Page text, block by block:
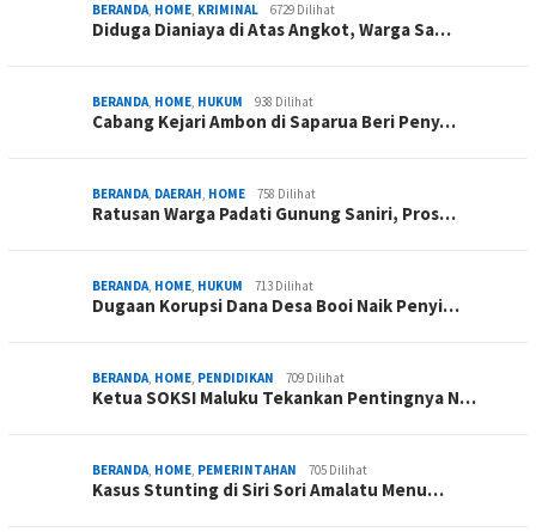
BERANDA, HOME, KRIMINAL 6729 Dilihat
Diduga Dianiaya di Atas Angkot, Warga Sa…
BERANDA, HOME, HUKUM 938 Dilihat
Cabang Kejari Ambon di Saparua Beri Peny…
BERANDA, DAERAH, HOME 758 Dilihat
Ratusan Warga Padati Gunung Saniri, Pros…
BERANDA, HOME, HUKUM 713 Dilihat
Dugaan Korupsi Dana Desa Booi Naik Penyi…
BERANDA, HOME, PENDIDIKAN 709 Dilihat
Ketua SOKSI Maluku Tekankan Pentingnya N…
BERANDA, HOME, PEMERINTAHAN 705 Dilihat
Kasus Stunting di Siri Sori Amalatu Menu…